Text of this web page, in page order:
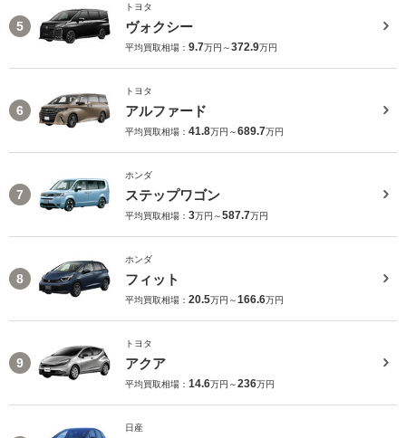
5
トヨタ
ヴォクシー
平均買取相場： 9.7万円～372.9万円
6
トヨタ
アルファード
平均買取相場： 41.8万円～689.7万円
7
ホンダ
ステップワゴン
平均買取相場： 3万円～587.7万円
8
ホンダ
フィット
平均買取相場： 20.5万円～166.6万円
9
トヨタ
アクア
平均買取相場： 14.6万円～236万円
日産